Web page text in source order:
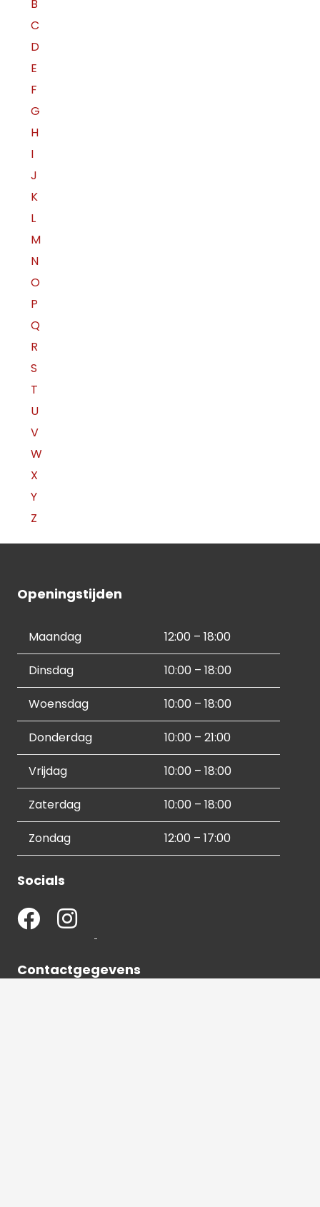
B
C
D
E
F
G
H
I
J
K
L
M
N
O
P
Q
R
S
T
U
V
W
X
Y
Z
Openingstijden
Maandag 12:00 – 18:00
Dinsdag 10:00 – 18:00
Woensdag 10:00 – 18:00
Donderdag 10:00 – 21:00
Vrijdag 10:00 – 18:00
Zaterdag 10:00 – 18:00
Zondag 12:00 – 17:00
Socials
Contactgegevens